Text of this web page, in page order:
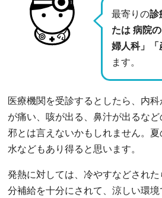
最寄りの診
たは 病院
婦人科」「
ます。
医療機関を受診するとしたら、内
が痛い、咳が出る、鼻汁が出るな
邪とは言えないかもしれません。
水などもあり得ると思います。
発熱に対しては、冷やすなどされ
分補給を十分にされて、涼しい環